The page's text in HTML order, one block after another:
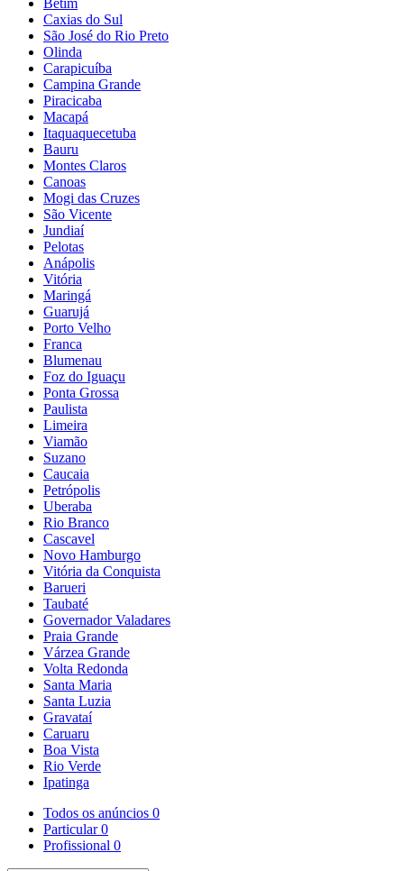
Betim
Caxias do Sul
São José do Rio Preto
Olinda
Carapicuíba
Campina Grande
Piracicaba
Macapá
Itaquaquecetuba
Bauru
Montes Claros
Canoas
Mogi das Cruzes
São Vicente
Jundiaí
Pelotas
Anápolis
Vitória
Maringá
Guarujá
Porto Velho
Franca
Blumenau
Foz do Iguaçu
Ponta Grossa
Paulista
Limeira
Viamão
Suzano
Caucaia
Petrópolis
Uberaba
Rio Branco
Cascavel
Novo Hamburgo
Vitória da Conquista
Barueri
Taubaté
Governador Valadares
Praia Grande
Várzea Grande
Volta Redonda
Santa Maria
Santa Luzia
Gravataí
Caruaru
Boa Vista
Rio Verde
Ipatinga
Todos os anúncios 0
Particular0
Profissional 0